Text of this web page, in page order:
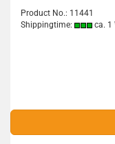
Product No.: 11441
Shippingtime:
ca. 1